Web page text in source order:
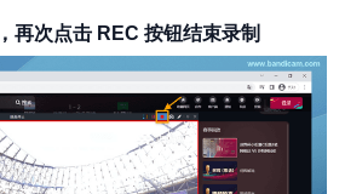
再次点击 REC 按钮结束录制